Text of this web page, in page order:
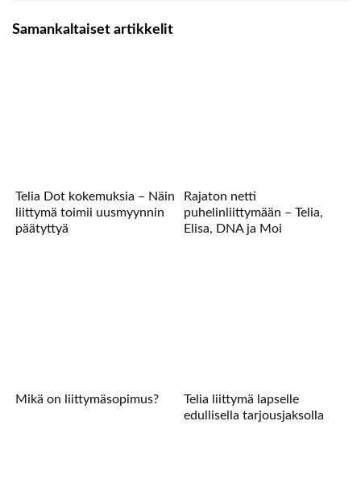
Samankaltaiset artikkelit
Telia Dot kokemuksia – Näin
liittymä toimii uusmyynnin
päätyttyä
Rajaton netti
puhelinliittymään – Telia,
Elisa, DNA ja Moi
Mikä on liittymäsopimus?
Telia liittymä lapselle
edullisella tarjousjaksolla